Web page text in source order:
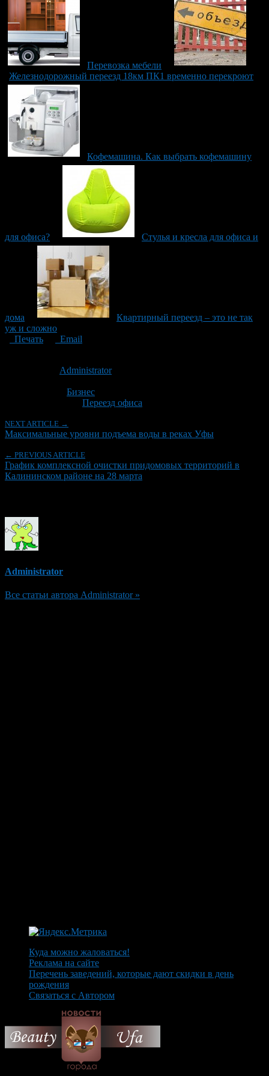
Перевозка мебели
Железнодорожный переезд 18км ПК1 временно перекроют
Кофемашина. Как выбрать кофемашину
для офиса? Стулья и кресла для офиса и
дома
Квартирный переезд – это не так
уж и сложно
Печать
Email
Administrator
Бизнес
Переезд офиса
NEXT ARTICLE →
Максимальные уровни подъема воды в реках Уфы
← PREVIOUS ARTICLE
График комплексной очистки придомовых территорий в
Калининском районе на 28 марта
Administrator
Все статьи автора Administrator »
Куда можно жаловаться!
Реклама на сайте
Перечень заведений, которые дают скидки в день
рождения
Связаться с Автором